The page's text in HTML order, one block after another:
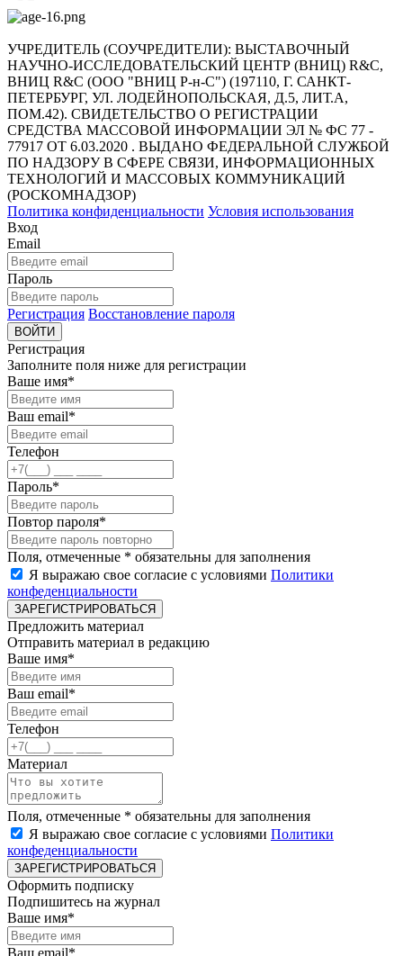
УЧРЕДИТЕЛЬ (СОУЧРЕДИТЕЛИ): ВЫСТАВОЧНЫЙ
НАУЧНО-ИССЛЕДОВАТЕЛЬСКИЙ ЦЕНТР (ВНИЦ) R&C,
ВНИЦ R&C (ООО "ВНИЦ Р-н-С") (197110, Г. САНКТ-
ПЕТЕРБУРГ, УЛ. ЛОДЕЙНОПОЛЬСКАЯ, Д.5, ЛИТ.А,
ПОМ.42). СВИДЕТЕЛЬСТВО О РЕГИСТРАЦИИ
СРЕДСТВА МАССОВОЙ ИНФОРМАЦИИ ЭЛ № ФС 77 -
77917 ОТ 6.03.2020 . ВЫДАНО ФЕДЕРАЛЬНОЙ СЛУЖБОЙ
ПО НАДЗОРУ В СФЕРЕ СВЯЗИ, ИНФОРМАЦИОННЫХ
ТЕХНОЛОГИЙ И МАССОВЫХ КОММУНИКАЦИЙ
(РОСКОМНАДЗОР)
Политика конфиденциальности Условия использования
Вход
Email
Пароль
Регистрация Восстановление пароля
ВОЙТИ
Регистрация
Заполните поля ниже для регистрации
Ваше имя*
Ваш email*
Телефон
Пароль*
Повтор пароля*
Поля, отмеченные * обязательны для заполнения
Я выражаю свое согласие с условиями Политики
конфеденциальности
ЗАРЕГИСТРИРОВАТЬСЯ
Предложить материал
Отправить материал в редакцию
Ваше имя*
Ваш email*
Телефон
Материал
Поля, отмеченные * обязательны для заполнения
Я выражаю свое согласие с условиями Политики
конфеденциальности
ЗАРЕГИСТРИРОВАТЬСЯ
Оформить подписку
Подпишитесь на журнал
Ваше имя*
Ваш email*